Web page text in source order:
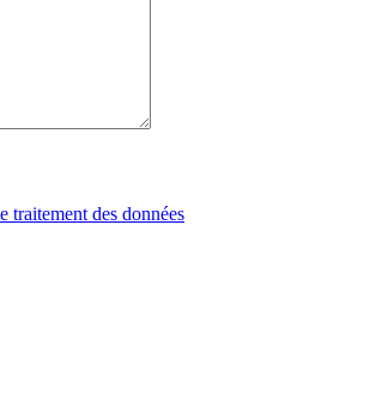
traitement des données